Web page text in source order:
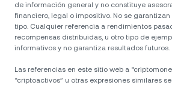
de información general y no constituye
financiero, legal o impositivo. No se
tipo. Cualquier referencia a rendimientos
recompensas distribuidas, u otro tipo de
informativos y no garantiza resultados futuros.
Las referencias en este sitio web a
“criptoactivos” u otras expresiones similares